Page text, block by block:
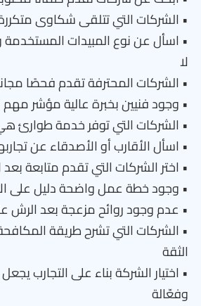
• الشركات التي تتلقى شكاوى
• اسأل عن نوع المبيدات
لا
• الشركات المحترفة تقدم فحصًا
• وجود فنيين بخبرة عالية مؤشر
• الشركات التي توفر خدمة طوارئ
• اسأل الأقارب أو الأصدقاء عن
• اختر الشركات التي تقدم متابعة
• وجود خطة عمل واضحة دليل على
• عدم وجود روائح مزعجة بعد الرش
• الشركات التي تشرح طريقة
الثقة
• اختيار الشركة بناء على التجارب
وفعّالة